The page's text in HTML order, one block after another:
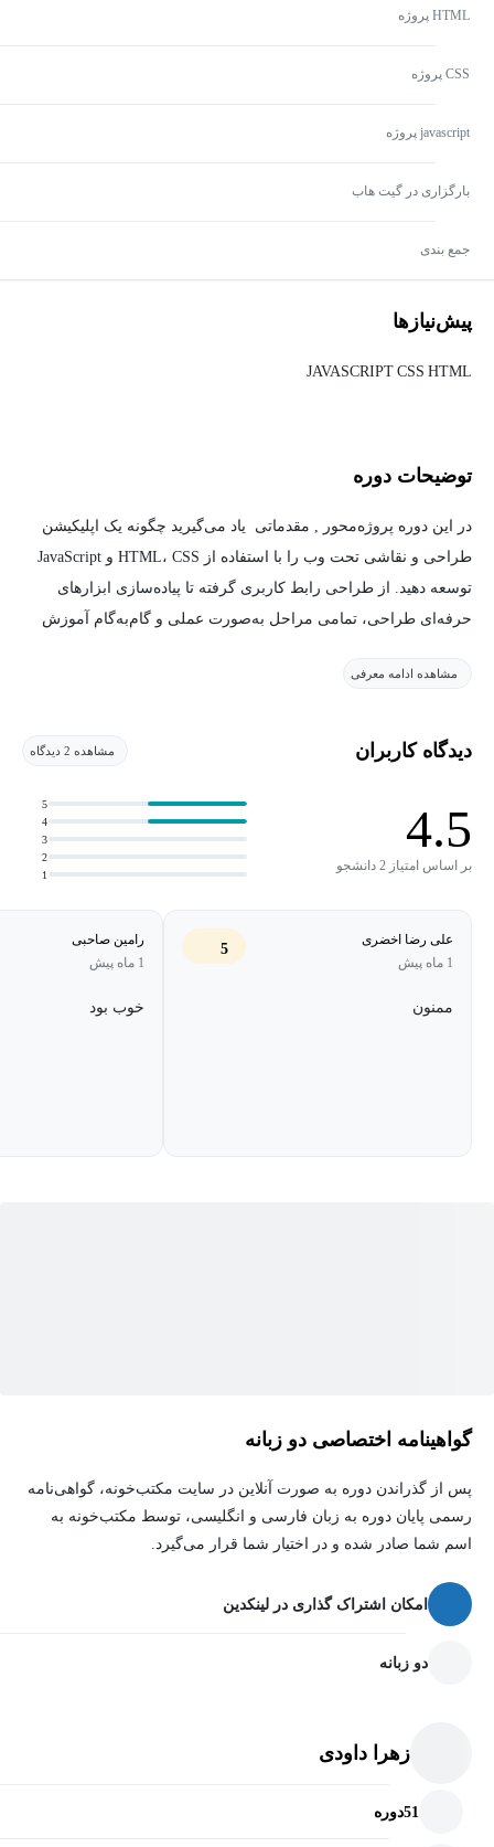
بارگزاری در گیت هاب
جمع بندی
پیش‌نیاز‌ها
HTML
CSS
JAVASCRIPT
توضیحات دوره
در این دوره پروژه‌محور , مقدماتی یاد می‌گیرید چگونه یک اپلیکیشن
طراحی و نقاشی تحت وب را با استفاده از HTML، CSS و JavaScript
توسعه دهید. از طراحی رابط کاربری گرفته تا پیاده‌سازی ابزارهای
حرفه‌ای طراحی، تمامی مراحل به‌صورت عملی و گام‌به‌گام آموزش
HTML, CSS & JavaScript از مجموعه Udemy تهیه و ترجمه شده است.
رویدادهای کاربر را مدیریت کرده و ابزارهای مختلفی مانند قلم‌مو،
پاک‌کن، انتخاب رنگ و ذخیره تصاویر را پیاده‌سازی کنید. همچنین با
در پایان دوره یک نرم‌افزار طراحی آنلاین کامل خواهید ساخت که
می‌تواند پایه‌ای برای توسعه پروژه‌های پیشرفته‌تر مانند وایت‌برد آنلاین،
افرادی که قصد دارند نمونه‌کار حرفه‌ای برای رزومه خود ایجاد کنند
مدرسین و تولیدکنندگان محتوای آموزشی حوزه وب و JavaScript
مشاهده ادامه معرفی
دیدگاه کاربران مشاهده 2 دیدگاه
4.5
بر اساس امتیاز 2 دانشجو
1
2
3
4
5
علی رضا اخضری
1 ماه پیش
5
ممنون
رامین صاحبی
1 ماه پیش
خوب بود
گواهینامه اختصاصی دو زبانه
پس از گذراندن دوره به صورت آنلاین در سایت مکتب‌خونه، گواهی‌نامه
رسمی پایان دوره به زبان فارسی و انگلیسی، توسط مکتب‌خونه به
اسم شما صادر شده و در اختیار شما قرار می‌گیرد.
امکان اشتراک گذاری در لینکدین
دو زبانه
زهرا داودی
51دوره